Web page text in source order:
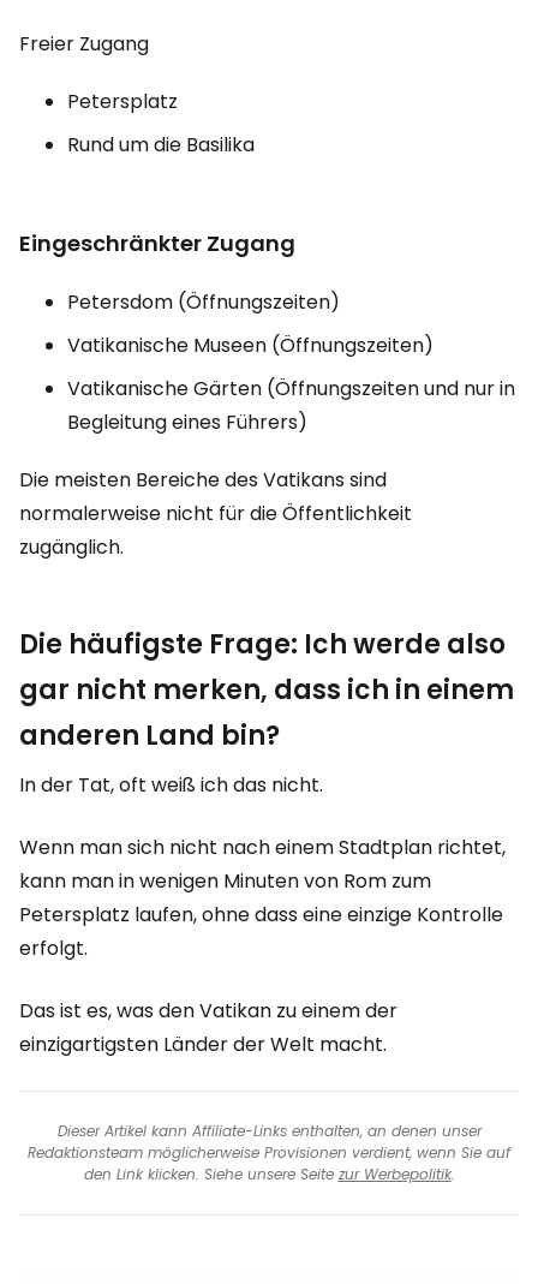
Freier Zugang
Petersplatz
Rund um die Basilika
Eingeschränkter Zugang
Petersdom (Öffnungszeiten)
Vatikanische Museen (Öffnungszeiten)
Vatikanische Gärten (Öffnungszeiten und nur in
Begleitung eines Führers)
Die meisten Bereiche des Vatikans sind
normalerweise nicht für die Öffentlichkeit
zugänglich.
Die häufigste Frage: Ich werde also
gar nicht merken, dass ich in einem
anderen Land bin?
In der Tat, oft weiß ich das nicht.
Wenn man sich nicht nach einem Stadtplan richtet,
kann man in wenigen Minuten von Rom zum
Petersplatz laufen, ohne dass eine einzige Kontrolle
erfolgt.
Das ist es, was den Vatikan zu einem der
einzigartigsten Länder der Welt macht.
Dieser Artikel kann Affiliate-Links enthalten, an denen unser
Redaktionsteam möglicherweise Provisionen verdient, wenn Sie auf
den Link klicken. Siehe unsere Seite zur Werbepolitik.